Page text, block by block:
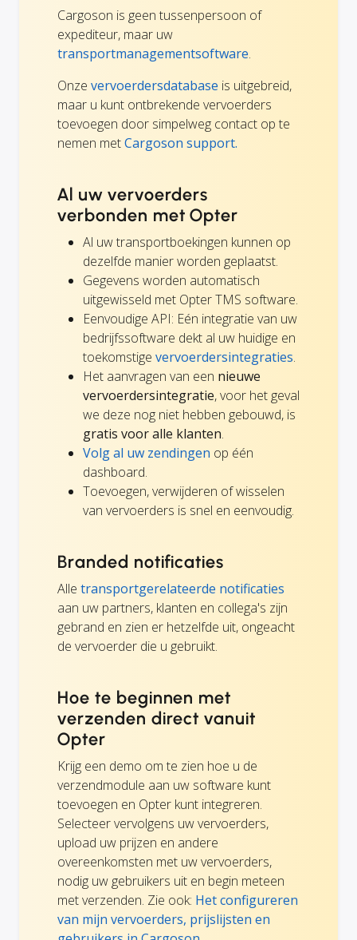
Cargoson is geen tussenpersoon of
expediteur, maar uw
transportmanagementsoftware.
Onze vervoerdersdatabase is uitgebreid,
maar u kunt ontbrekende vervoerders
toevoegen door simpelweg contact op te
nemen metCargoson support.
Al uw vervoerders
verbonden met Opter
Al uw transportboekingen kunnen op
dezelfde manier worden geplaatst.
Gegevens worden automatisch
uitgewisseld met Opter TMS software.
Eenvoudige API: Eén integratie van uw
bedrijfssoftware dekt al uw huidige en
toekomstige vervoerdersintegraties.
Het aanvragen van een nieuwe
vervoerdersintegratie, voor het geval
we deze nog niet hebben gebouwd, is
gratis voor alle klanten.
Volg al uw zendingen op één
dashboard.
Toevoegen, verwijderen of wisselen
van vervoerders is snel en eenvoudig.
Branded notificaties
Alle transportgerelateerde notificaties
aan uw partners, klanten en collega's zijn
gebrand en zien er hetzelfde uit, ongeacht
de vervoerder die u gebruikt.
Hoe te beginnen met
verzenden direct vanuit
Opter
Krijg een demo om te zien hoe u de
verzendmodule aan uw software kunt
toevoegen en Opter kunt integreren.
Selecteer vervolgens uw vervoerders,
upload uw prijzen en andere
overeenkomsten met uw vervoerders,
nodig uw gebruikers uit en begin meteen
met verzenden. Zie ook: Het configureren
van mijn vervoerders, prijslijsten en